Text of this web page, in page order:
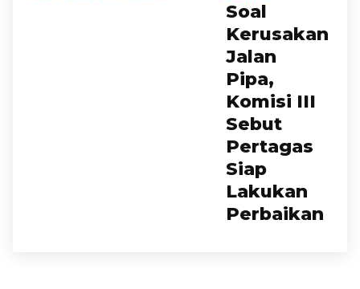
Soal
Kerusakan
Jalan
Pipa,
Komisi III
Sebut
Pertagas
Siap
Lakukan
Perbaikan